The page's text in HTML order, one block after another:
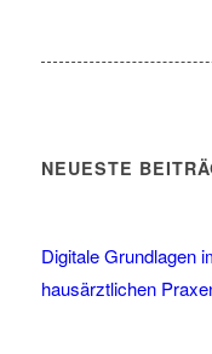
NEUESTE
Digitale Grundlagen
hausärztlichen